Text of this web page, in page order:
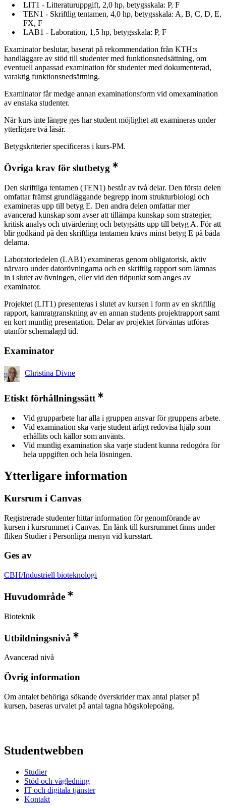
LIT1 - Litteraturuppgift, 2,0 hp, betygsskala: P, F
TEN1 - Skriftlig tentamen, 4,0 hp, betygsskala: A, B, C, D, E,
FX, F
LAB1 - Laboration, 1,5 hp, betygsskala: P, F
Examinator beslutar, baserat på rekommendation från KTH:s
handläggare av stöd till studenter med funktionsnedsättning, om
eventuell anpassad examination för studenter med dokumenterad,
varaktig funktionsnedsättning.
Examinator får medge annan examinationsform vid omexamination
av enstaka studenter.
När kurs inte längre ges har student möjlighet att examineras under
ytterligare två läsår.
Betygskriterier specificeras i kurs-PM.
Övriga krav för slutbetyg
Den skriftliga tentamen (TEN1) består av två delar. Den första delen
omfattar främst grundläggande begrepp inom strukturbiologi och
examineras upp till betyg E. Den andra delen omfattar mer
avancerad kunskap som avser att tillämpa kunskap som strategier,
kritisk analys och utvärdering och betygsätts upp till betyg A. För att
blir godkänd på den skriftliga tentamen krävs minst betyg E på båda
delarna.
Laboratoriedelen (LAB1) examineras genom obligatorisk, aktiv
närvaro under datorövningarna och en skriftlig rapport som lämnas
in i slutet av övningen, eller vid den tidpunkt som anges av
examinator.
Projektet (LIT1) presenteras i slutet av kursen i form av en skriftlig
rapport, kamratgranskning av en annan students projektrapport samt
en kort muntlig presentation. Delar av projektet förväntas utföras
utanför schemalagd tid.
Examinator
Christina Divne
Etiskt förhållningssätt
Vid grupparbete har alla i gruppen ansvar för gruppens arbete.
Vid examination ska varje student ärligt redovisa hjälp som
erhållits och källor som använts.
Vid muntlig examination ska varje student kunna redogöra för
hela uppgiften och hela lösningen.
Ytterligare information
Kursrum i Canvas
Registrerade studenter hittar information för genomförande av
kursen i kursrummet i Canvas. En länk till kursrummet finns under
fliken Studier i Personliga menyn vid kursstart.
Ges av
CBH/Industriell bioteknologi
Huvudområde
Bioteknik
Utbildningsnivå
Avancerad nivå
Övrig information
Om antalet behöriga sökande överskrider max antal platser på
kursen, baseras urvalet på antal tagna högskolepoäng.
Studentwebben
Studier
Stöd och vägledning
IT och digitala tjänster
Kontakt